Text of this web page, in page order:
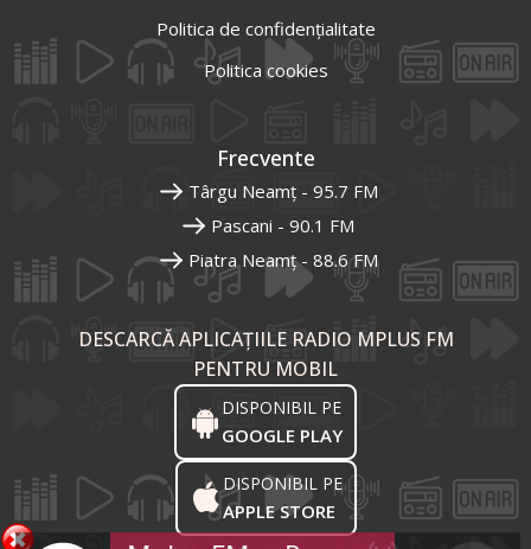
Politica de confidențialitate
Politica cookies
Frecvente
Târgu Neamț - 95.7 FM
Pascani - 90.1 FM
Piatra Neamț - 88.6 FM
DESCARCĂ APLICAȚIILE RADIO MPLUS FM
PENTRU MOBIL
DISPONIBIL PE
GOOGLE PLAY
DISPONIBIL PE
APPLE STORE